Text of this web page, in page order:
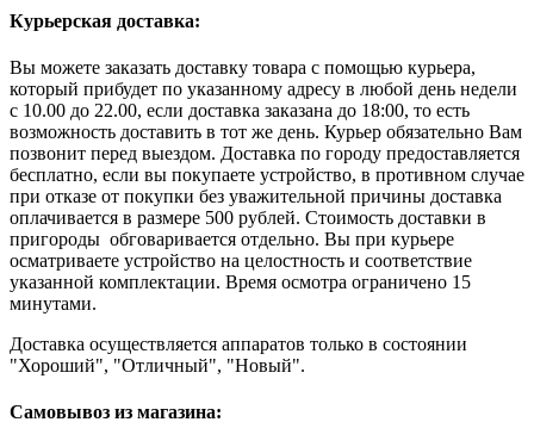
Курьерская доставка:
Вы можете заказать доставку товара с помощью курьера,
который прибудет по указанному адресу в любой день недели
с 10.00 до 22.00, если доставка заказана до 18:00, то есть
возможность доставить в тот же день. Курьер обязательно Вам
позвонит перед выездом. Доставка по городу предоставляется
бесплатно, если вы покупаете устройство, в противном случае
при отказе от покупки без уважительной причины доставка
оплачивается в размере 500 рублей. Стоимость доставки в
пригороды обговаривается отдельно. Вы при курьере
осматриваете устройство на целостность и соответствие
указанной комплектации. Время осмотра ограничено 15
минутами.
Доставка осуществляется аппаратов только в состоянии
"Хороший", "Отличный", "Новый".
Самовывоз из магазина: